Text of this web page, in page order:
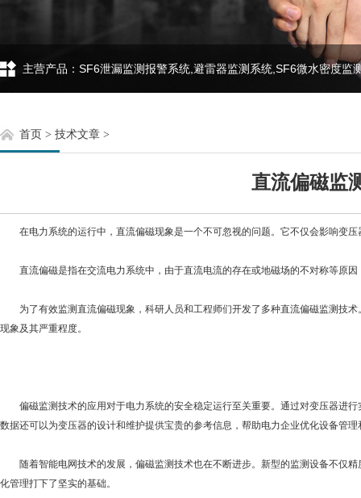
首页 > 技术文章 >
直流偏磁监
在电力系统的运行中，直流偏磁现象是一个不可忽视的问题。它不仅会影响变压
直流偏磁是指在交流电力系统中，由于直流电流的存在或地磁场的不对称等原因
为了有效监测直流偏磁现象，科研人员和工程师们开发了多种直流偏磁监测技术
现象及其严重程度。
偏磁监测技术的应用对于电力系统的安全稳定运行至关重要。通过对变压器进行
数据还可以为变压器的设计和维护提供宝贵的参考信息，帮助电力企业优化设备管理
随着智能电网技术的发展，偏磁监测技术也在不断进步。新型的监测设备不仅精
化管理打下了坚实的基础。